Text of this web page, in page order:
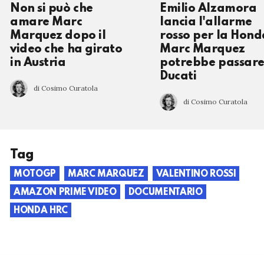
Non si può che
amare Marc
Marquez dopo il
video che ha girato
in Austria
di Cosimo Curatola
Emilio Alzamora
lancia l'allarme
rosso per la
Marc Marquez
potrebbe
Ducati
di Cosimo Curatola
Tag
MOTOGP MARC MARQUEZ
VALENTINO ROSSI
AMAZON PRIME VIDEO
DOCUMENTARIO
HONDA HRC